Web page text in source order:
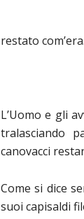
restato com’era.
L’Uomo e gli
tralasciando
canovacci
Come si dice
suoi capisaldi